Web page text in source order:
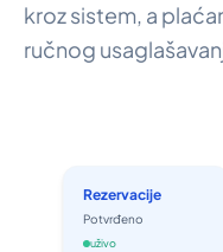
kroz sistem, a
ručnog
Rezervacije
Potvrđeno
uživo